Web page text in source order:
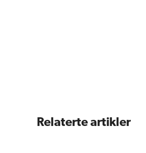
Relaterte artikler